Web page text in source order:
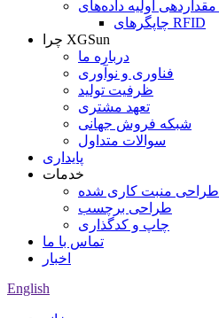
چاپگرهای RFID
چرا XGSun
درباره ما
فناوری و نوآوری
ظرفیت تولید
تعهد مشتری
شبکه فروش جهانی
سوالات متداول
پایداری
خدمات
طراحی منبت کاری شده
طراحی برچسب
چاپ و کدگذاری
تماس با ما
اخبار
English